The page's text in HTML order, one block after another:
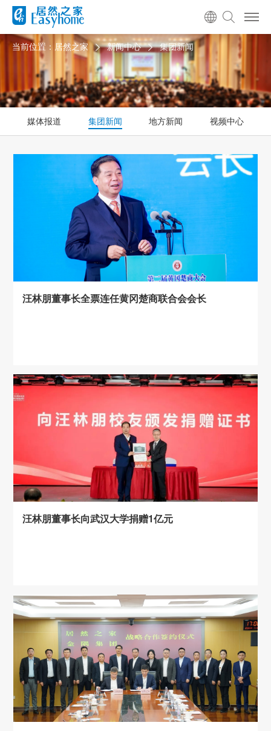
当前位置： 居然之家 新闻中心 集团新闻
媒体报道 集团新闻 地方新闻 视频中心
汪林朋董事长全票连任黄冈楚商联合会会长
汪林朋董事长向武汉大学捐赠1亿元